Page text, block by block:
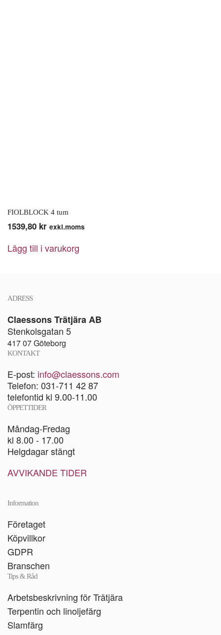
FIOLBLOCK 4 tum
1539,80 kr exkl.moms
Lägg till i varukorg
ADRESS
Claessons Trätjära AB
Stenkolsgatan 5
417 07 Göteborg
KONTAKT
E-post: info@claessons.com
Telefon: 031-711 42 87
telefontid kl 9.00-11.00
ÖPPETTIDER
Måndag-Fredag
kl 8.00 - 17.00
Helgdagar stängt
AVVIKANDE TIDER
Information
Företaget
Köpvillkor
GDPR
Branschen
Tips & Råd
Arbetsbeskrivning för Trätjära
Terpentin och linoljefärg
Slamfärg